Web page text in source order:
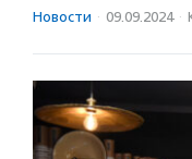
Новости · 09.09.2024 ·